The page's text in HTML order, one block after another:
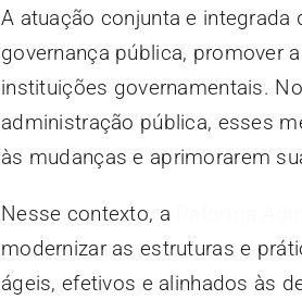
A atuação conjunta e
governança pública, promover
instituições governamentais.
administração pública, esses
às mudanças e aprimorarem
Nesse contexto, a
modernizar as estruturas e
ágeis, efetivos e alinhados às